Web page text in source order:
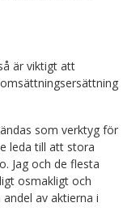
är viktigt att
som verktyg för
leda till att stora
Jag och de flesta
osmakligt och
av aktierna i